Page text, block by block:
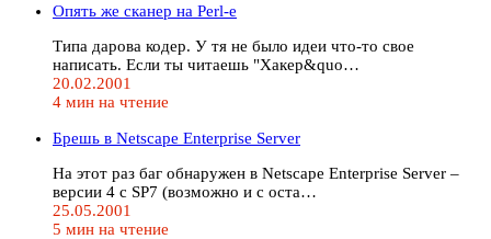
Опять же сканер на Perl-е
Типа дарова кодер. У тя не было идеи что-то свое
написать. Если ты читаешь "Хакер&quo…
20.02.2001
4 мин на чтение
Брешь в Netscape Enterprise Server
На этот раз баг обнаружен в Netscape Enterprise Server –
версии 4 с SP7 (возможно и с оста…
25.05.2001
5 мин на чтение